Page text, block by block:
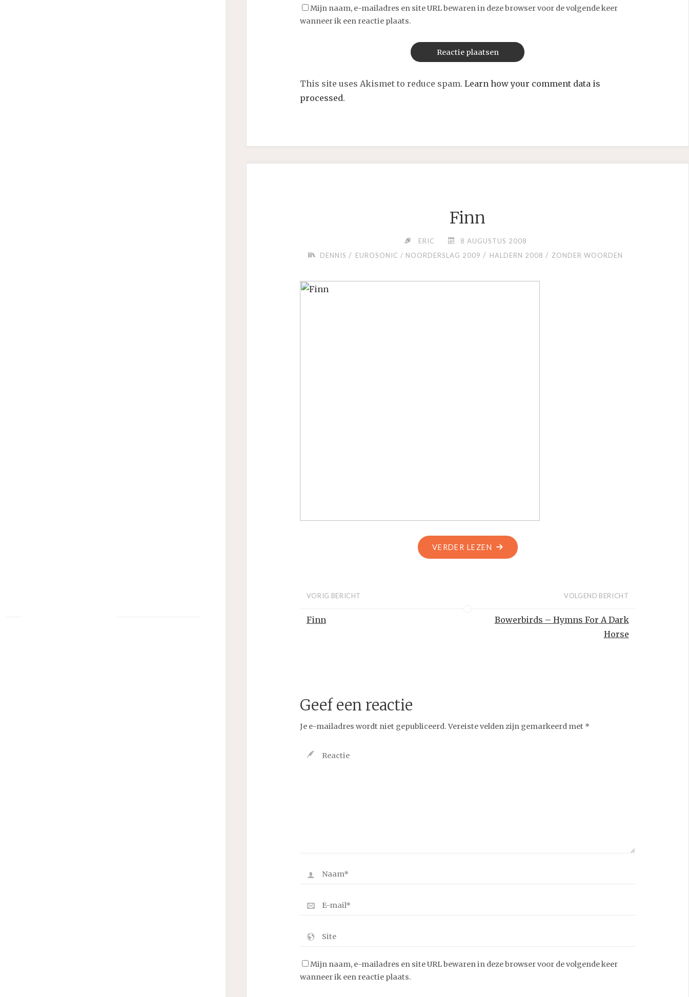
Mijn naam, e-mailadres en site URL bewaren in deze browser voor de volgende keer
wanneer ik een reactie plaats.
This site uses Akismet to reduce spam. Learn how your comment data is
processed.
Finn
ERIC
8 AUGUSTUS 2008
DENNIS / EUROSONIC / NOORDERSLAG 2009 / HALDERN 2008 / ZONDER WOORDEN
VERDER LEZEN “FINN”
VORIG BERICHT
Finn
VOLGEND BERICHT
Bowerbirds – Hymns For A Dark
Horse
Geef een reactie
Je e-mailadres wordt niet gepubliceerd. Vereiste velden zijn gemarkeerd met *
Mijn naam, e-mailadres en site URL bewaren in deze browser voor de volgende keer
wanneer ik een reactie plaats.